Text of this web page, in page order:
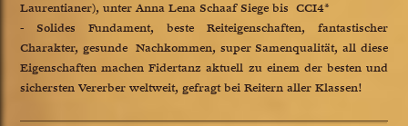
Laurentianer), unter Anna Lena Schaaf Siege bis CCI4*
- Solides Fundament, beste Reiteigenschaften, fantastischer
Charakter, gesunde Nachkommen, super Samenqualität, all diese
Eigenschaften machen Fidertanz aktuell zu einem der besten und
sichersten Vererber weltweit, gefragt bei Reitern aller Klassen!